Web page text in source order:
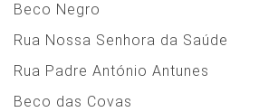
Beco Negro
Rua Nossa Senhora da Saúde
Rua Padre António Antunes
Beco das Covas